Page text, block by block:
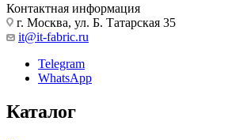
Контактная информация
г. Москва, ул. Б. Татарская 35
it@it-fabric.ru
Telegram
WhatsApp
Каталог